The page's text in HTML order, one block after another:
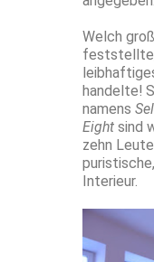
Welch
feststellte,
handelte!
namens
Eight sind
zehn
Interieur.